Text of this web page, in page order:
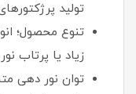
تولید
تنوع محصول؛
زیاد یا پرتاب
توان نور دهی